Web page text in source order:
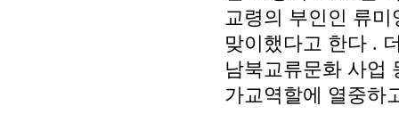
교령의 부인인 류
맞이했다고 한다 .
남북교류문화 사업
가교역할에 열중하